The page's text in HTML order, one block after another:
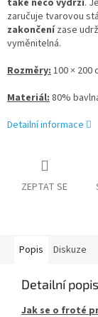
také něco vydrží.
zaručuje tvarovou
zakončenízase
vyměnitelná.
Rozměry:100 × 200
Materiál:80%
Detailní informace
ZEPTAT SE
Popis Diskuze
Detailní
Jak se o froté